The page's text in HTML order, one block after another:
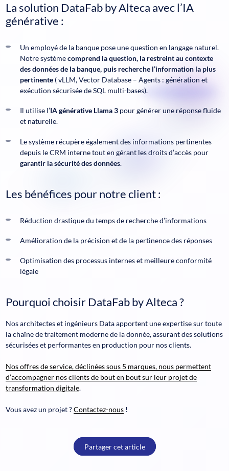
La solution DataFab by Alteca avec l’IA
générative :
Un employé de la banque pose une question en langage naturel.
Notre systèmecomprend la question, la restreint au contexte
des données de la banque, puis recherche l’information la plus
pertinente ( vLLM, Vector Database – Agents : génération et
exécution sécurisée de SQL multi-bases).
Il utilise l’IA générative Llama 3 pour générer une réponse fluide
et naturelle.
Le système récupère également des informations pertinentes
depuis le CRM interne tout en gérant les droits d’accès pour
garantir la sécurité des données.
Les bénéfices pour notre client :
Réduction drastique du temps de recherche d’informations
Amélioration de la précision et de la pertinence des réponses
Optimisation des processus internes et meilleure conformité
légale
Pourquoi choisir DataFab by Alteca ?
Nos architectes et ingénieurs Data apportent une expertise sur toute
la chaîne de traitement moderne de la donnée, assurant des solutions
sécurisées et performantes en production pour nos clients.
Nos offres de service, déclinées sous 5 marques, nous permettent
d’accompagner nos clients de bout en bout sur leur projet de
transformation digitale.
Vous avez un projet ?Contactez-nous !
Partager cet article